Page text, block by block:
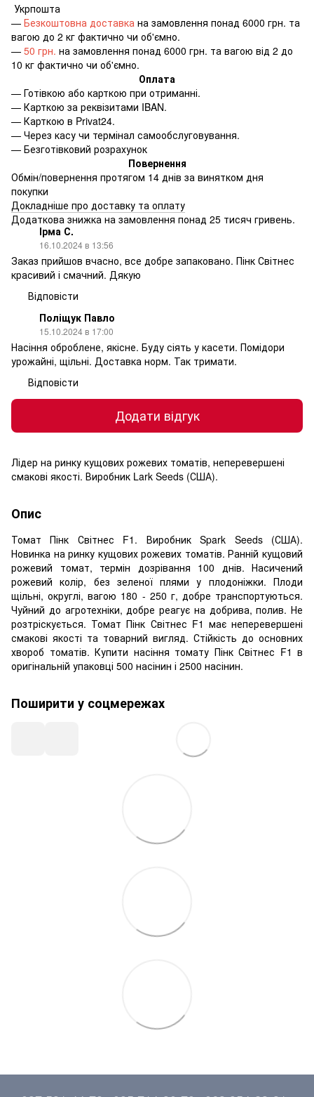
Укрпошта
— Безкоштовна доставка на замовлення понад 6000 грн. та
вагою до 2 кг фактично чи об'ємно.
— 50 грн. на замовлення понад 6000 грн. та вагою від 2 до
10 кг фактично чи об'ємно.
Оплата
— Готівкою або карткою при отриманні.
— Карткою за реквізитами IBAN.
— Карткою в Privat24.
— Через касу чи термінал самообслуговування.
— Безготівковий розрахунок
Повернення
Обмін/повернення протягом 14 днів за винятком дня
покупки
Докладніше про доставку та оплату
Додаткова знижка на замовлення понад 25 тисяч гривень.
Ірма С.
16.10.2024 в 13:56
Заказ прийшов вчасно, все добре запаковано. Пінк Світнес
красивий і смачний. Дякую
Відповісти
Поліщук Павло
15.10.2024 в 17:00
Насіння оброблене, якісне. Буду сіять у касети. Помідори
урожайні, щільні. Доставка норм. Так тримати.
Відповісти
Додати відгук
Лідер на ринку кущових рожевих томатів, неперевершені
смакові якості. Виробник Lark Seeds (США).
Опис
Томат Пінк Світнес F1. Виробник Spark Seeds (США).
Новинка на ринку кущових рожевих томатів. Ранній кущовий
рожевий томат, термін дозрівання 100 днів. Насичений
рожевий колір, без зеленої плями у плодоніжки. Плоди
щільні, округлі, вагою 180 - 250 г, добре транспортуються.
Чуйний до агротехніки, добре реагує на добрива, полив. Не
розтріскується. Томат Пінк Світнес F1 має неперевершені
смакові якості та товарний вигляд. Стійкість до основних
хвороб томатів. Купити насіння томату Пінк Світнес F1 в
оригінальній упаковці 500 насінин і 2500 насінин.
Поширити у соцмережах